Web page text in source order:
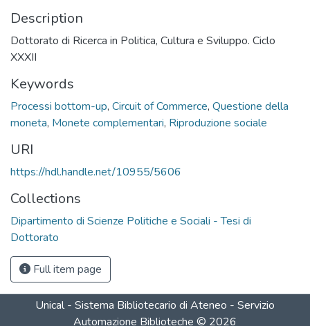
Description
Dottorato di Ricerca in Politica, Cultura e Sviluppo. Ciclo
XXXII
Keywords
Processi bottom-up, Circuit of Commerce, Questione della
moneta, Monete complementari, Riproduzione sociale
URI
https://hdl.handle.net/10955/5606
Collections
Dipartimento di Scienze Politiche e Sociali - Tesi di
Dottorato
Full item page
Unical - Sistema Bibliotecario di Ateneo - Servizio
Automazione Biblioteche © 2026